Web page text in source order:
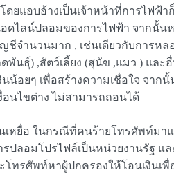
ยแอบอ้างเป็นเจ้าหน้าที่การไฟฟ้
ดไลน์ปลอมของการไฟฟ้า จากนั้
จำนวนมาก , เช่นเดียวกับการห
พันธุ์) ,สัตว์เลี้ยง (สุนัข ,แมว ) แล
นน้อยๆ เพื่อสร้างความเชื่อใจ จา
อนไขต่าง ไม่สามารถถอนได้
นเหยื่อ ในกรณีที่คนร้ายโทรศัพท์ม
รปลอมโปรไฟล์เป็นหน่วยงานรัฐ
ทรศัพท์หาผู้ปกครองให้โอนเงินเพื่